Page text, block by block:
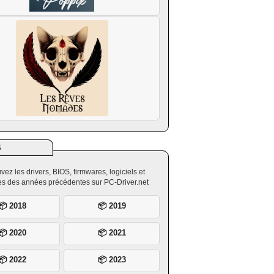
les drivers, BIOS, firmwares, logiciels et
des années précédentes sur PC-Driver.net
2018 📦 2019
2020 📦 2021
2022 📦 2023